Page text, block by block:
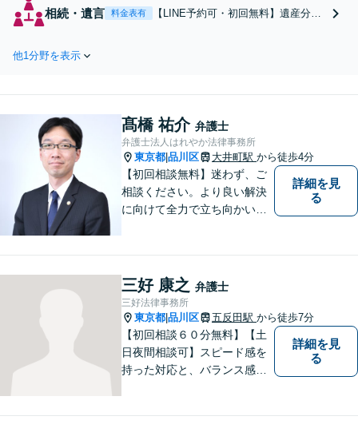
収集はお任せを。無症
31日請求期限】
相続・遺言 料金表有
【LINE予約可・初回無料】遺産分割
のB型肝炎給付金の可能性にも目を配
す。
他1分野を表示
髙橋 祐介 弁護士
弁護士法人はれやか法律事務所
東京都 品川区 大井町駅 から徒歩4分
【初回相談無料】迷わず、ご
相談ください。より良い解決
に向けて全力で立ち向かいま
詳細を見
る
三好 康之 弁護士
三好法律事務所
東京都 品川区 五反田駅 から徒歩7分
【初回相談６０分無料】【土
日夜間相談可】スピード感を
持った対応と、バランス感覚
詳細を見
る